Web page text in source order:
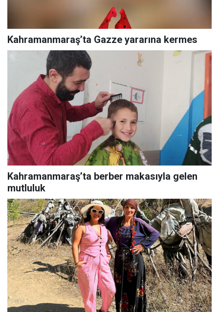
Kahramanmaraş’ta Gazze yararına kermes
Kahramanmaraş’ta berber makasıyla gelen
mutluluk